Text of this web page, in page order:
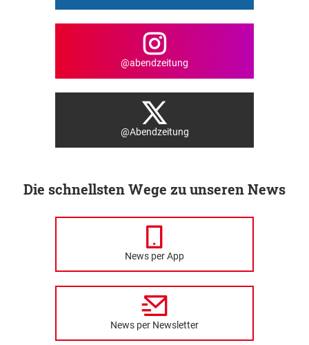
@abendzeitung
@Abendzeitung
Die schnellsten Wege zu unseren News
News per App
News per Newsletter